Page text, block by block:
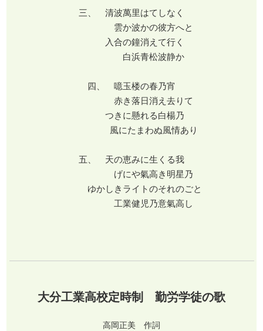
三、 清波萬里はてしなく
雲か波かの彼方へと
入合の鐘消えて行く
白浜青松波静か
四、 噫玉楼の春乃宵
赤き落日消え去りて
つきに懸れる白楊乃
風にたまわぬ風情あり
五、 天の恵みに生くる我
げにや氣高き明星乃
ゆかしきライトのそれのごと
工業健児乃意氣高し
大分工業高校定時制 勤労学徒の歌
高岡正美 作詞